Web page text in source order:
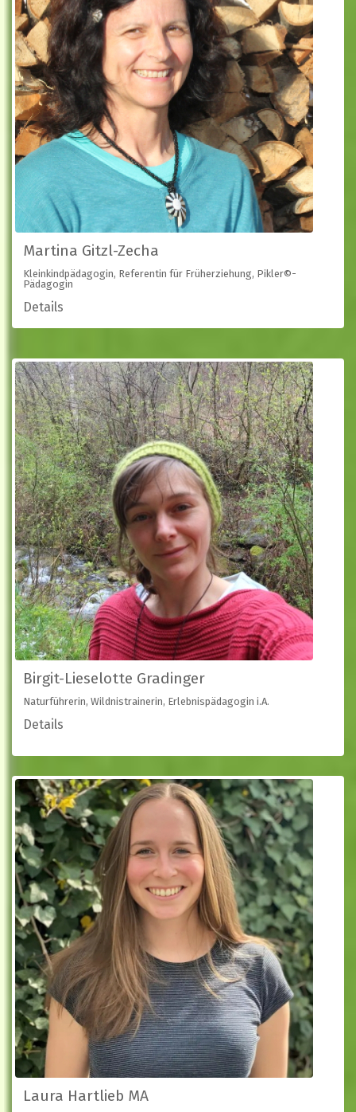
Martina Gitzl-Zecha
Kleinkindpädagogin, Referentin für Früherziehung, Pikler©-
Pädagogin
Details
Birgit-Lieselotte Gradinger
Naturführerin, Wildnistrainerin, Erlebnispädagogin i.A.
Details
Laura Hartlieb MA